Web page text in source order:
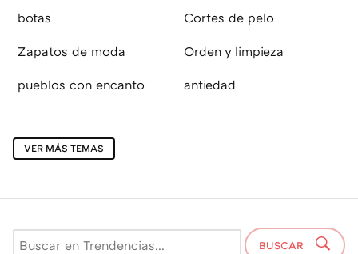
botas Cortes de pelo
Zapatos de moda Orden y limpieza
pueblos con encanto antiedad
VER MÁS TEMAS
BUSCAR